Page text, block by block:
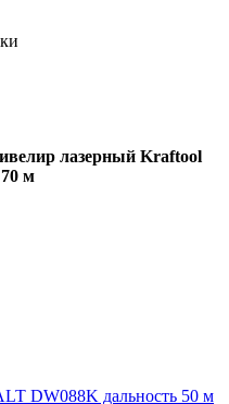
лазерный Kraftool
м